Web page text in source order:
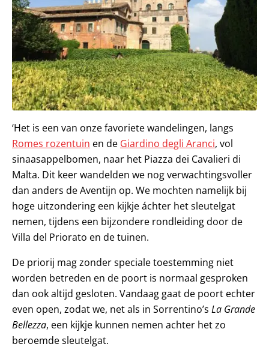
‘Het is een van onze favoriete wandelingen, langs
Romes rozentuin en de Giardino degli Aranci, vol
sinaasappelbomen, naar het Piazza dei Cavalieri di
Malta. Dit keer wandelden we nog verwachtingsvoller
dan anders de Aventijn op. We mochten namelijk bij
hoge uitzondering een kijkje áchter het sleutelgat
nemen, tijdens een bijzondere rondleiding door de
Villa del Priorato en de tuinen.
De priorij mag zonder speciale toestemming niet
worden betreden en de poort is normaal gesproken
dan ook altijd gesloten. Vandaag gaat de poort echter
even open, zodat we, net als in Sorrentino’s La Grande
Bellezza, een kijkje kunnen nemen achter het zo
beroemde sleutelgat.